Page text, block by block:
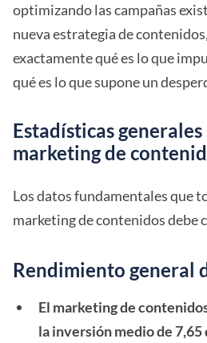
optimizando las campañas
nueva estrategia de
exactamente qué es lo que
qué es lo que supone un
Estadísticas
marketing de
Los datos fundamentales que
marketing de contenidos debe
Rendimiento general
El marketing de
la inversión medio de